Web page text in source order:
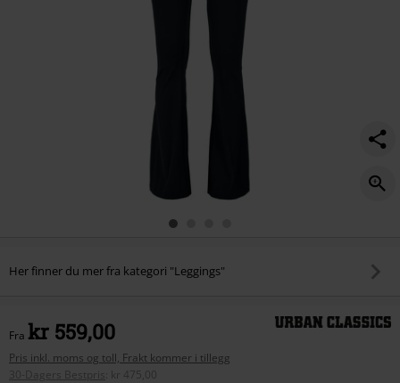
Her finner du mer fra kategori "Leggings"
Fra kr 559,00
Pris inkl. moms og toll, Frakt kommer i tillegg
30-Dagers Bestpris
kr 475,00